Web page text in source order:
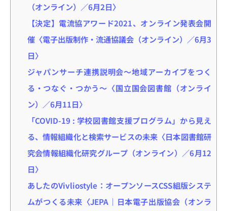
（オンライン）／6月2日〉
【決定】電流協アワード2021、オンライン発表会開
催〈電子出版制作・流通協議会（オンライン）／6月3
日〉
ジャパンサーチ連携説明会～地域アーカイブをつく
る・つなぐ・つかう～〈国立国会図書館（オンライ
ン）／6月11日〉
「COVID-19 : 学校図書館支援プログラム」から見え
る、情報組織化と検索サービスの未来〈日本図書館研
究会情報組織化研究グループ（オンライン）／6月12
日〉
あしたのVivliostyle：オープンソースCSS組版システ
ムがつくる未来〈JEPA｜日本電子出版協会（オンラ